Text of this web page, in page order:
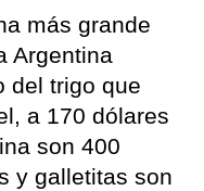
más grande
Argentina
del trigo que
a 170 dólares
son 400
y galletitas son